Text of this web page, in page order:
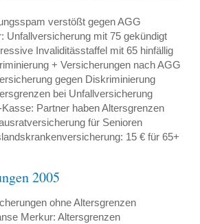
verstößt gegen AGG
Unfallversicherung mit 75 gekündigt
Invaliditässtaffel mit 65 hinfällig
+ Versicherungen nach AGG
gegen Diskriminierung
bei Unfallversicherung
Kasse: Partner haben Altersgrenzen
für Senioren
15 € für 65+
2005
ohne Altersgrenzen
Merkur: Altersgrenzen